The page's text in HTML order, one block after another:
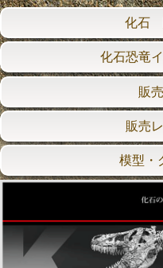
化石
化石恐竜
販
販売
模型・